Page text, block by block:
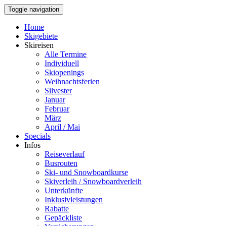
Toggle navigation
Home
Skigebiete
Skireisen
Alle Termine
Individuell
Skiopenings
Weihnachtsferien
Silvester
Januar
Februar
März
April / Mai
Specials
Infos
Reiseverlauf
Busrouten
Ski- und Snowboardkurse
Skiverleih / Snowboardverleih
Unterkünfte
Inklusivleistungen
Rabatte
Gepäckliste